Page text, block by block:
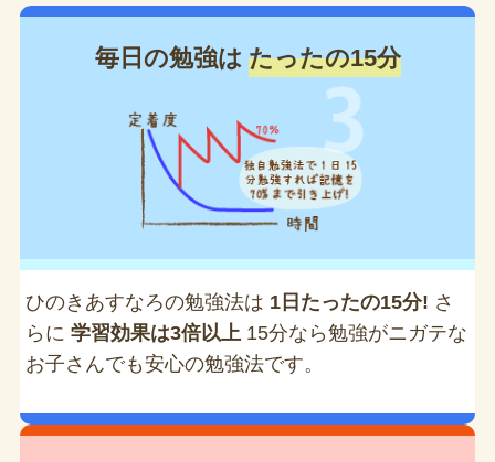
毎日の勉強は たったの15分
ひのきあすなろの勉強法は 1日たったの15分! さ
らに 学習効果は3倍以上15分なら勉強がニガテな
お子さんでも安心の勉強法です。